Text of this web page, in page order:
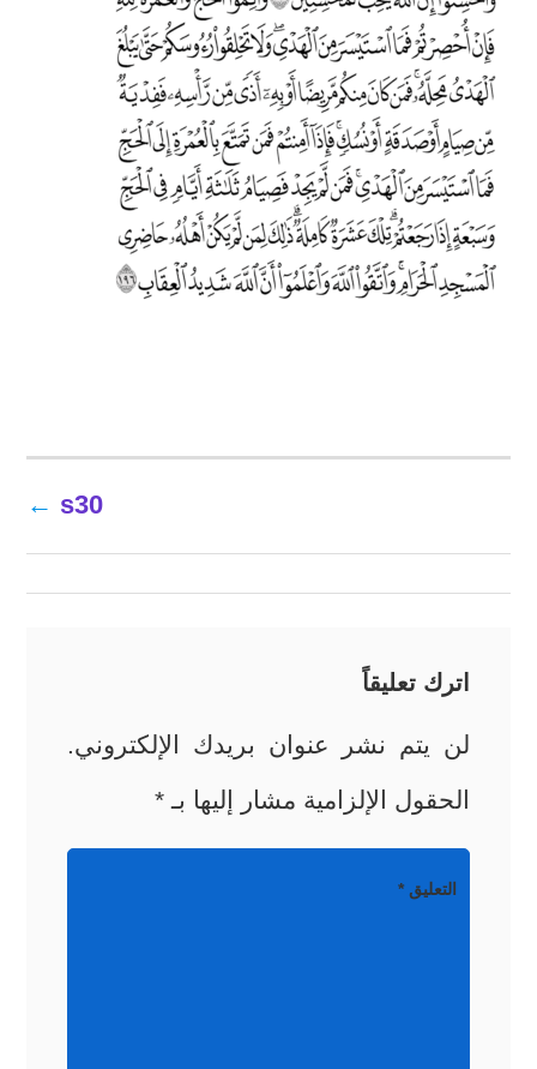
المقالات
s30
اترك تعليقاً
لن يتم نشر عنوان بريدك الإلكتروني.
الحقول الإلزامية مشار إليها بـ *
التعليق*